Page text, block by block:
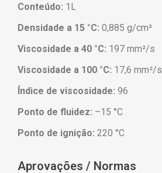
Conteúdo: 1L
Densidade a 15 °C: 0,885 g/cm³
Viscosidade a 40 °C: 197 mm²/s
Viscosidade a 100 °C: 17,6 mm²/s
Índice de viscosidade: 96
Ponto de fluidez: –15 °C
Ponto de ignição: 220 °C
Aprovações / Normas